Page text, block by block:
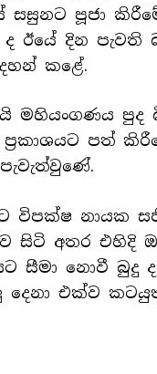
සසුනට පූජා
ඊයේ දින පැවති
කළේ.
මහියංගණය පුද
පත්
විපක්ෂ නායක
සිටි අතර එහිදි
සීමා නොවී බුදු
දෙනා එක්ව